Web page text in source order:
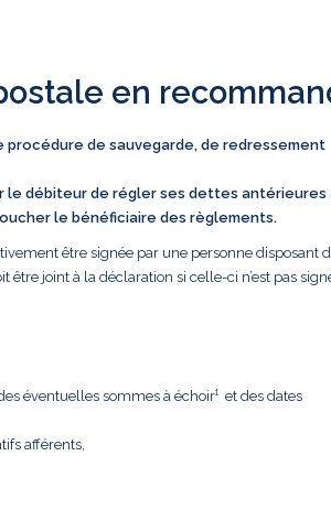
en
procédure de sauvegarde, de redressement
le débiteur de régler ses dettes antérieures
le bénéficiaire des règlements.
être signée par une personne disposant
joint à la déclaration si celle-ci n’est pas
éventuelles sommes à échoir¹ et des dates
afférents,